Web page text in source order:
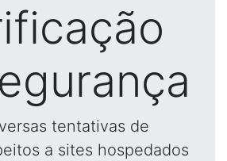
tentativas de
a sites hospedados